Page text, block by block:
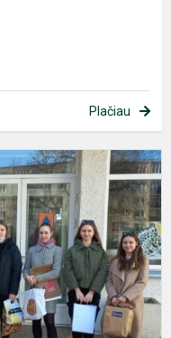
Plačiau